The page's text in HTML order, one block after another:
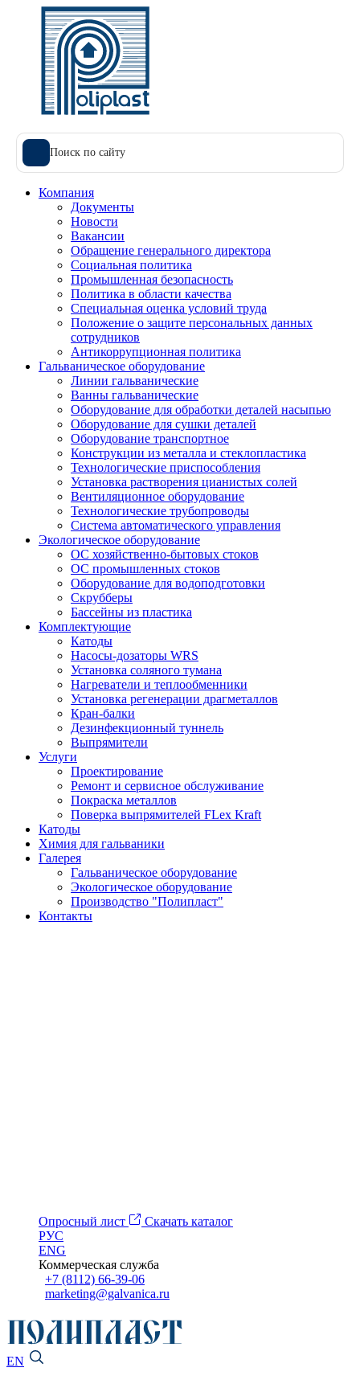
Поиск по сайту
Компания
Документы
Новости
Вакансии
Обращение генерального директора
Социальная политика
Промышленная безопасность
Политика в области качества
Специальная оценка условий труда
Положение о защите персональных данных
сотрудников
Антикоррупционная политика
Гальваническое оборудование
Линии гальванические
Ванны гальванические
Оборудование для обработки деталей насыпью
Оборудование для сушки деталей
Оборудование транспортное
Конструкции из металла и стеклопластика
Технологические приспособления
Установка растворения цианистых солей
Вентиляционное оборудование
Технологические трубопроводы
Система автоматического управления
Экологическое оборудование
ОС хозяйственно-бытовых стоков
ОС промышленных стоков
Оборудование для водоподготовки
Скрубберы
Бассейны из пластика
Комплектующие
Катоды
Насосы-дозаторы WRS
Установка соляного тумана
Нагреватели и теплообменники
Установка регенерации драгметаллов
Кран-балки
Дезинфекционный туннель
Выпрямители
Услуги
Проектирование
Ремонт и сервисное обслуживание
Покраска металлов
Поверка выпрямителей FLex Kraft
Катоды
Химия для гальваники
Галерея
Гальваническое оборудование
Экологическое оборудование
Производство "Полипласт"
Контакты
Опросный лист
Скачать каталог
РУС
ENG
Коммерческая служба
+7 (8112) 66-39-06
marketing@galvanica.ru
EN